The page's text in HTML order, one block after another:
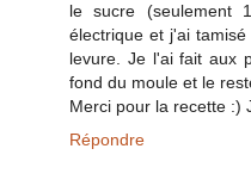
le sucre (seulement
électrique et j'ai
levure. Je l'ai fait aux
fond du moule et le
Merci pour la recette :)
Répondre